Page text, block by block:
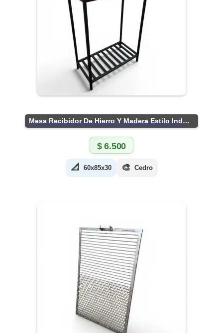
Mesa Recibidor De Hierro Y Madera Estilo Industrial
$6.500
📐 60x85x30 🎨 Cedro